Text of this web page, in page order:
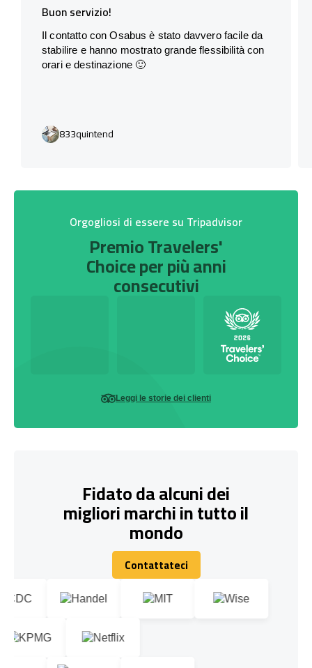
Buon servizio!
Il contatto con Osabus è stato davvero facile da
stabilire e hanno mostrato grande flessibilità con
orari e destinazione 🙂
833quintend
Orgogliosi di essere su Tripadvisor
Premio Travelers'
Choice per più anni
consecutivi
Leggi le storie dei clienti
Fidato da alcuni dei
migliori marchi in tutto il
mondo
Contattateci
Contattateci